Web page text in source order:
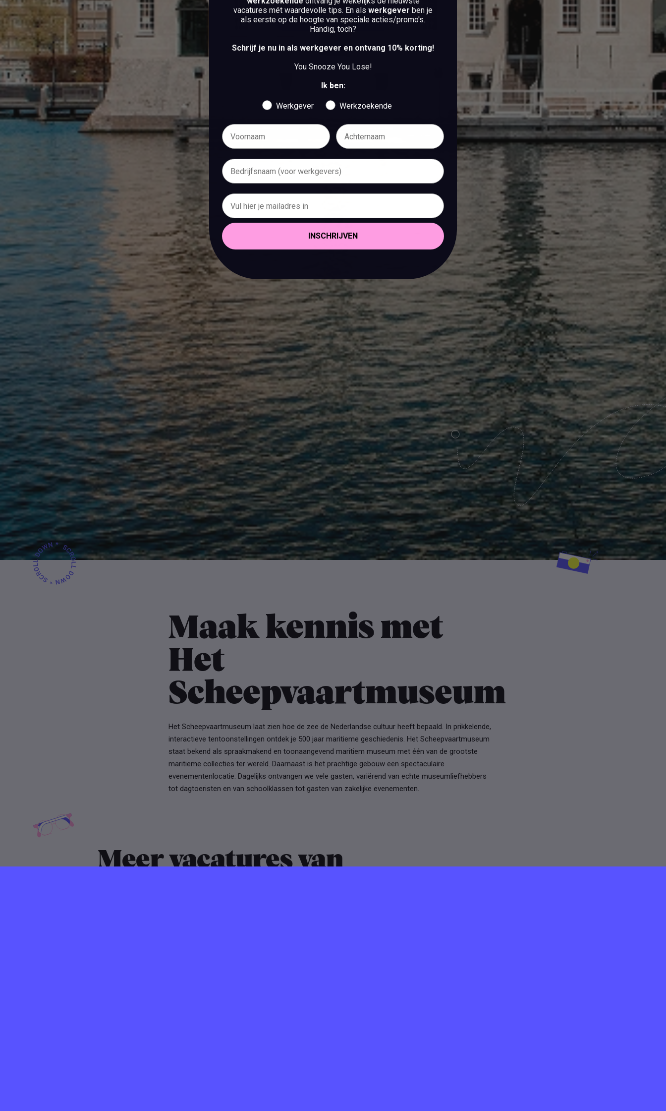
BEKIJK DE VACATURES
BEKIJK DE VACATURES
Maak kennis met
Het
Scheepvaartmuseum
Het Scheepvaartmuseum laat zien hoe de zee de Nederlandse cultuur heeft bepaald. In prikkelende,
interactieve tentoonstellingen ontdek je 500 jaar maritieme geschiedenis. Het Scheepvaartmuseum
staat bekend als spraakmakend en toonaangevend maritiem museum met één van de grootste
maritieme collecties ter wereld. Daarnaast is het prachtige gebouw een spectaculaire
evenementenlocatie. Dagelijks ontvangen we vele gasten, variërend van echte museumliefhebbers
tot dagtoeristen en van schoolklassen tot gasten van zakelijke evenementen.
Meer vacatures van
vacatures mét waardevolle tips. En als werkgever ben je
als eerste op de hoogte van speciale acties/promo's.
Handig, toch?
Schrijf je nu in als werkgever en ontvang 10% korting!
You Snooze You Lose!
Ik ben:
Werkgever Werkzoekende
INSCHRIJVEN